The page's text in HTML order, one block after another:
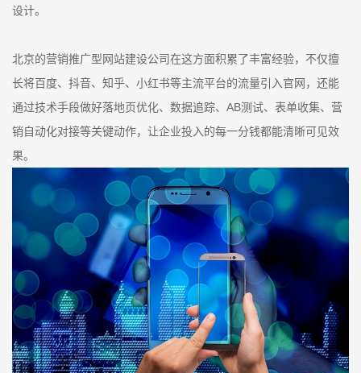
设计。
北京的营销推广型网站建设公司在这方面积累了丰富经验，不仅擅
长将百度、抖音、知乎、小红书等主流平台的流量引入官网，还能
通过技术手段做好落地页优化、数据追踪、AB测试、表单收集、营
销自动化对接等关键动作，让企业投入的每一分钱都能清晰可见效
果。